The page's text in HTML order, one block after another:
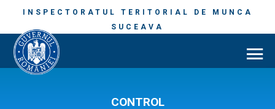
INSPECTORATUL TERITORIAL DE MUNCA
SUCEAVA
CONTROL